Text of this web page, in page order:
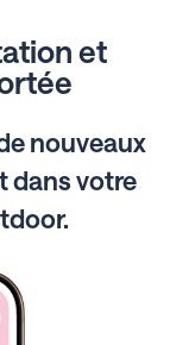
et
nouveaux
dans votre